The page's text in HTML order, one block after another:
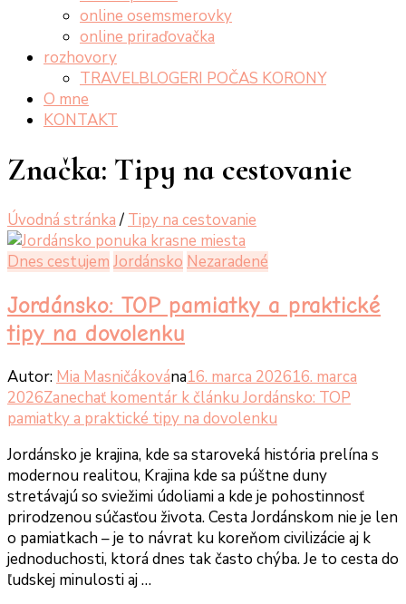
online osemsmerovky
online priraďovačka
rozhovory
TRAVELBLOGERI POČAS KORONY
O mne
KONTAKT
Značka: Tipy na cestovanie
Úvodná stránka / Tipy na cestovanie
Dnes cestujem Jordánsko Nezaradené
Jordánsko: TOP pamiatky a praktické
tipy na dovolenku
Autor: Mia Masničákována16. marca 202616. marca
2026Zanechať komentár k článku Jordánsko: TOP
pamiatky a praktické tipy na dovolenku
Jordánsko je krajina, kde sa staroveká história prelína s
modernou realitou, Krajina kde sa púštne duny
stretávajú so sviežimi údoliami a kde je pohostinnosť
prirodzenou súčasťou života. Cesta Jordánskom nie je len
o pamiatkach – je to návrat ku koreňom civilizácie aj k
jednoduchosti, ktorá dnes tak často chýba. Je to cesta do
ľudskej minulosti aj …